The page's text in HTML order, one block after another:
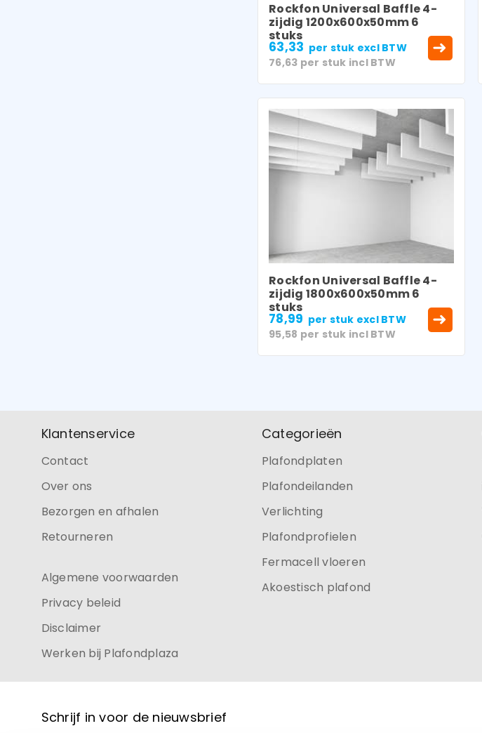
Gebruikersnaam of e-mailadres
Onthouden
INLOGGEN
JE WACHTWOORD VERGETEN?
Rockfon Universal Baffle 4-
zijdig 1200x600x50mm 6
stuks
63,33 per stuk excl BTW
76,63 per stuk incl BTW
Rockfon Universal Baffle 4-
zijdig 1800x600x50mm 6
stuks
78,99 per stuk excl BTW
95,58 per stuk incl BTW
Klantenservice
Contact
Over ons
Bezorgen en afhalen
Retourneren
Algemene voorwaarden
Privacy beleid
Disclaimer
Werken bij Plafondplaza
Categorieën
Plafondplaten
Plafondeilanden
Verlichting
Plafondprofielen
Fermacell vloeren
Akoestisch plafond
Schrijf in voor de nieuwsbrief